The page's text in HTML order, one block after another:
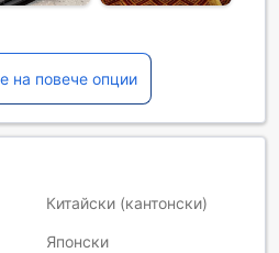
на повече опции
Китайски (кантонски)
Японски